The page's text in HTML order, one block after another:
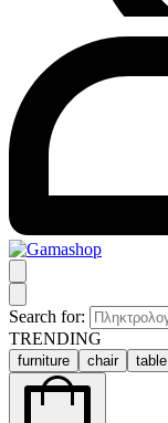
Search for:
TRENDING
furniture chair table